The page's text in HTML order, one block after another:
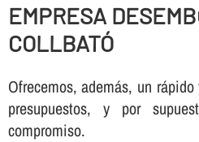
EMPRESA
COLLBATÓ
Ofrecemos, además, un
presupuestos, y por
compromiso.